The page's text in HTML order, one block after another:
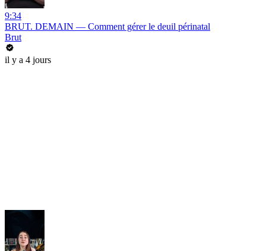
9:34
BRUT. DEMAIN — Comment gérer le deuil périnatal
Brut
il y a 4 jours